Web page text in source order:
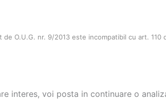
O.U.G. nr. 9/2013 este incompatibil cu art. 110
interes, voi posta in continuare o